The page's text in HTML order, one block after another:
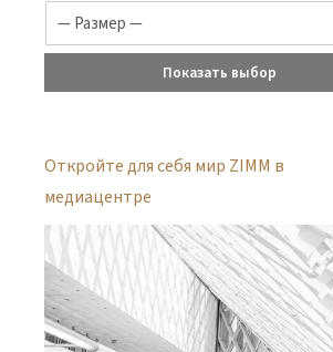
Показать выбор
Откройте для себя мир ZIMM в
медиацентре